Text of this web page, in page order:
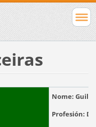
Nome:
Profesión: